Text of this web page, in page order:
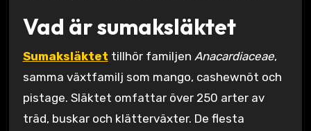
Vad är sumaksläktet
Sumaksläktet tillhör familjen Anacardiaceae,
samma växtfamilj som mango, cashewnöt och
pistage. Släktet omfattar över 250 arter av
träd, buskar och klätterväxter. De flesta